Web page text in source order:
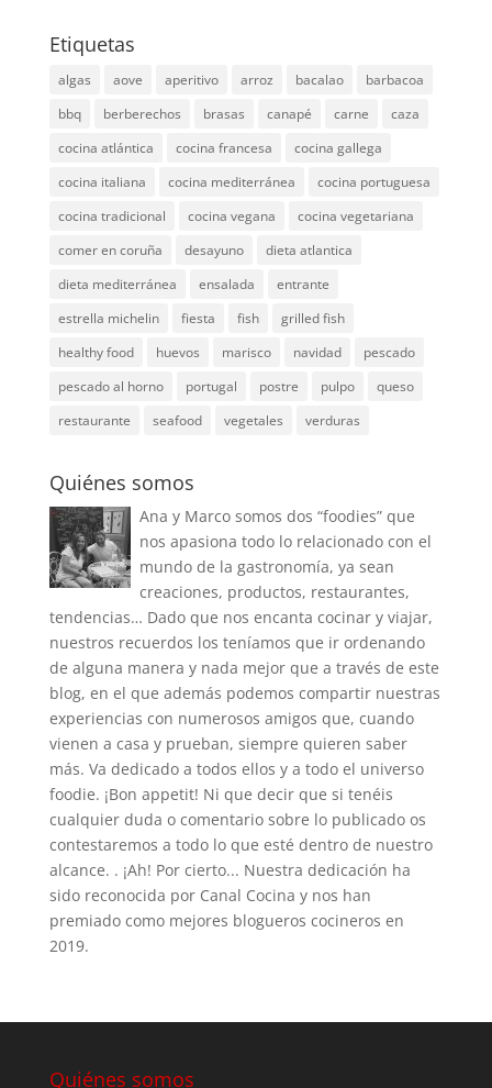
Etiquetas
algas aove aperitivo arroz bacalao
barbacoa
bbq
berberechos brasas canapé carne
caza
cocina atlántica
cocina francesa
cocina gallega
cocina italiana
cocina mediterránea
cocina portuguesa
cocina tradicional
cocina vegana
cocina vegetariana
comer en coruña
desayuno
dieta atlantica
dieta mediterránea
ensalada
entrante
estrella michelin
fiesta fish
grilled fish
healthy food
huevos marisco navidad
pescado
pescado al horno
portugal postre pulpo
queso
restaurante
seafood vegetales verduras
Quiénes somos
Ana y Marco somos dos “foodies” que
nos apasiona todo lo relacionado con el
mundo de la gastronomía, ya sean
creaciones, productos, restaurantes,
tendencias… Dado que nos encanta cocinar y viajar,
nuestros recuerdos los teníamos que ir ordenando
de alguna manera y nada mejor que a través de este
blog, en el que además podemos compartir nuestras
experiencias con numerosos amigos que, cuando
vienen a casa y prueban, siempre quieren saber
más. Va dedicado a todos ellos y a todo el universo
foodie. ¡Bon appetit! Ni que decir que si tenéis
cualquier duda o comentario sobre lo publicado os
contestaremos a todo lo que esté dentro de nuestro
alcance. . ¡Ah! Por cierto... Nuestra dedicación ha
sido reconocida por Canal Cocina y nos han
premiado como mejores blogueros cocineros en
2019.
Quiénes somos